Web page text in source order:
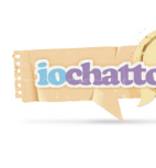
contenuto